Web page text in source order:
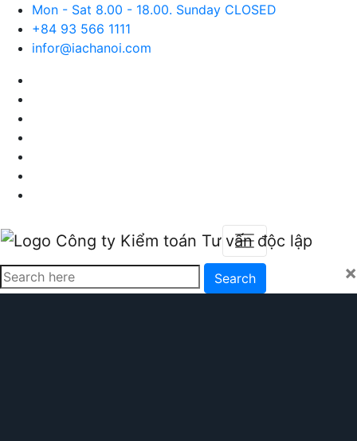
Mon - Sat 8.00 - 18.00. Sunday CLOSED
+84 93 566 1111
infor@iachanoi.com
×
Search